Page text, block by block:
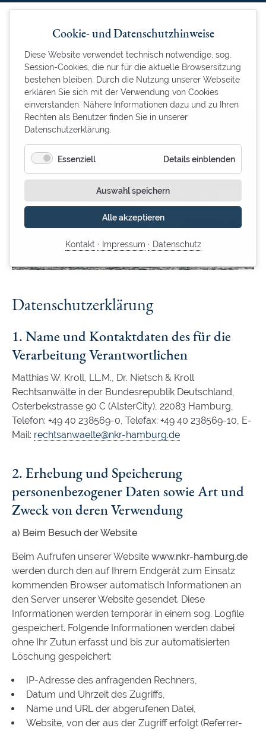
Cookie- und Datenschutzhinweise
Diese Website verwendet technisch notwendige, sog.
Session-Cookies, die nur für die aktuelle Browsersitzung
bestehen bleiben. Durch die Nutzung unserer Webseite
erklären Sie sich mit der Verwendung von Cookies
einverstanden. Nähere Informationen dazu und zu Ihren
Rechten als Benutzer finden Sie in unserer
Datenschutzerklärung.
Essenziell Details einblendenfür
Auswahl speichern
Alle akzeptieren
Kontakt Impressum Datenschutz
Datenschutzerklärung
1. Name und Kontaktdaten des für die
Verarbeitung Verantwortlichen
Matthias W. Kroll, LL.M., Dr. Nietsch & Kroll
Rechtsanwälte in der Bundesrepublik Deutschland,
Osterbekstrasse 90 C (AlsterCity), 22083 Hamburg,
Telefon: +49 40 238569-0, Telefax: +49 40 238569-10, E-
Mail: rechtsanwaelte@nkr-hamburg.de
2. Erhebung und Speicherung
personenbezogener Daten sowie Art und
Zweck von deren Verwendung
a) Beim Besuch der Website
Beim Aufrufen unserer Website www.nkr-hamburg.de
werden durch den auf Ihrem Endgerät zum Einsatz
kommenden Browser automatisch Informationen an
den Server unserer Website gesendet. Diese
Informationen werden temporär in einem sog. Logfile
gespeichert. Folgende Informationen werden dabei
ohne Ihr Zutun erfasst und bis zur automatisierten
Löschung gespeichert:
IP-Adresse des anfragenden Rechners,
Datum und Uhrzeit des Zugriffs,
Name und URL der abgerufenen Datei,
Website, von der aus der Zugriff erfolgt (Referrer-